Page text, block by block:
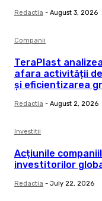
Redactia - August 3, 2026
Companii
TeraPlast
afara activității
și eficientizarea
Redactia - August 2, 2026
Investitii
Acțiunile
investitorilor
Redactia - July 22, 2026